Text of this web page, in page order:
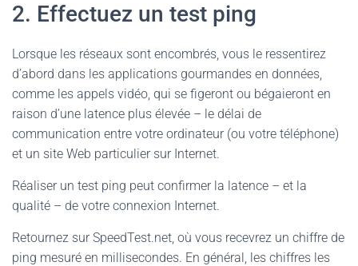
2. Effectuez un test ping
Lorsque les réseaux sont encombrés, vous le ressentirez
d’abord dans les applications gourmandes en données,
comme les appels vidéo, qui se figeront ou bégaieront en
raison d’une latence plus élevée – le délai de
communication entre votre ordinateur (ou votre téléphone)
et un site Web particulier sur Internet.
Réaliser un test ping peut confirmer la latence – et la
qualité – de votre connexion Internet.
Retournez sur SpeedTest.net, où vous recevrez un chiffre de
ping mesuré en millisecondes. En général, les chiffres les